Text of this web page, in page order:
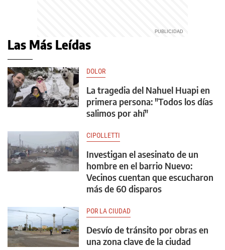
Las Más Leídas
DOLOR
La tragedia del Nahuel Huapi en
primera persona: "Todos los días
salimos por ahí"
CIPOLLETTI
Investigan el asesinato de un
hombre en el barrio Nuevo:
Vecinos cuentan que escucharon
más de 60 disparos
POR LA CIUDAD
Desvío de tránsito por obras en
una zona clave de la ciudad